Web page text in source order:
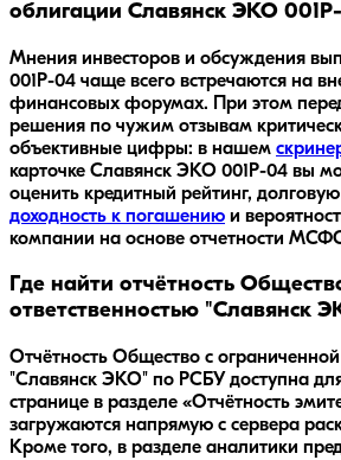
облигации Славянск ЭКО
Мнения инвесторов и обсуждения
001Р-04 чаще всего встречаются на
финансовых форумах. При этом
решения по чужим отзывам
объективные цифры: в нашем
карточке Славянск ЭКО 001Р-04 вы
оценить кредитный рейтинг,
доходность к погашению и
компании на основе отчетности
Где найти отчётность
ответственностью "Славянск
Отчётность Общество с ограниченной
"Славянск ЭКО" по РСБУ доступна
странице в разделе «Отчётность
загружаются напрямую с сервера
Кроме того, в разделе аналитики